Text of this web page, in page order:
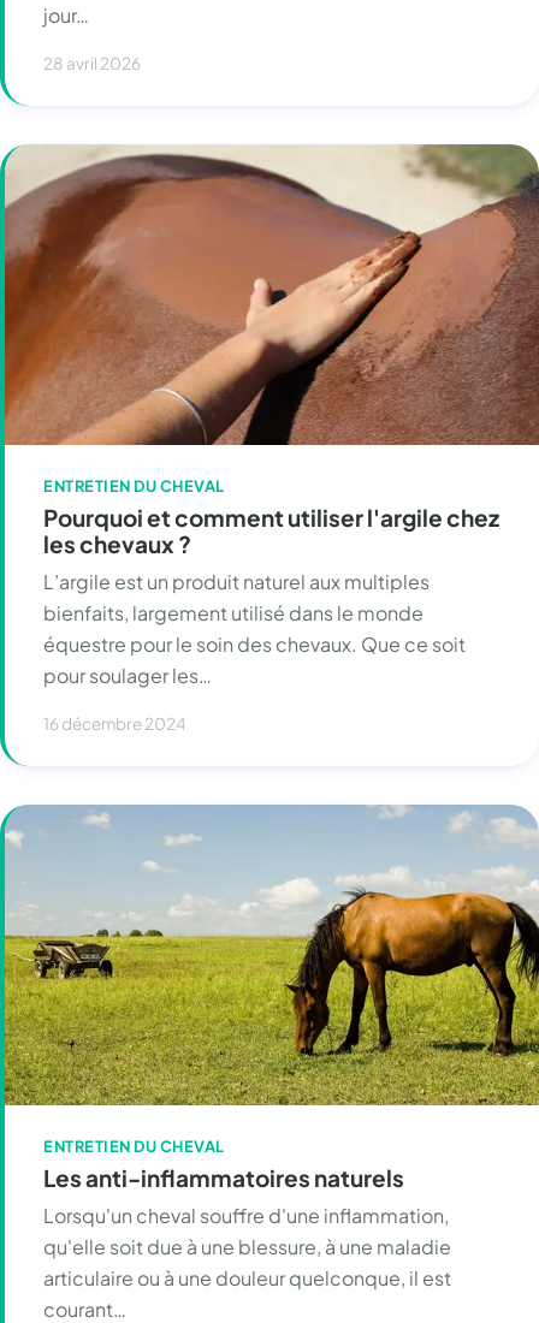
jour…
28 avril 2026
ENTRETIEN DU CHEVAL
Pourquoi et comment utiliser l'argile chez
les chevaux ?
L’argile est un produit naturel aux multiples
bienfaits, largement utilisé dans le monde
équestre pour le soin des chevaux. Que ce soit
pour soulager les…
16 décembre 2024
ENTRETIEN DU CHEVAL
Les anti-inflammatoires naturels
Lorsqu'un cheval souffre d'une inflammation,
qu'elle soit due à une blessure, à une maladie
articulaire ou à une douleur quelconque, il est
courant…